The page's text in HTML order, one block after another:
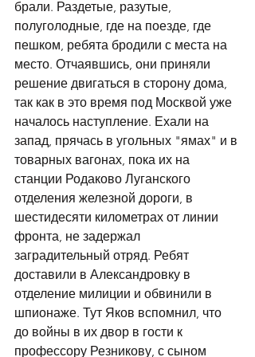
брали. Раздетые, разутые,
полуголодные, где на поезде, где
пешком, ребята бродили с места на
место. Отчаявшись, они приняли
решение двигаться в сторону дома,
так как в это время под Москвой уже
началось наступление. Ехали на
запад, прячась в угольных "ямах" и в
товарных вагонах, пока их на
станции Родаково Луганского
отделения железной дороги, в
шестидесяти километрах от линии
фронта, не задержал
заградительный отряд. Ребят
доставили в Александровку в
отделение милиции и обвинили в
шпионаже. Тут Яков вспомнил, что
до войны в их двор в гости к
профессору Резникову, с сыном